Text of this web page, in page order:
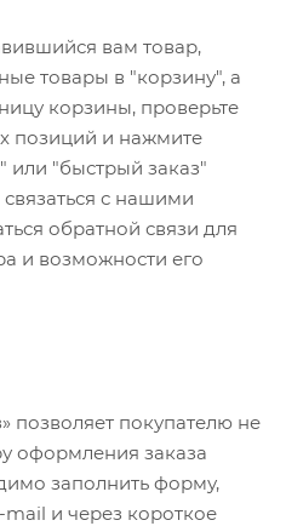
вам товар,
товары в "корзину", а
корзины, проверьте
позиций и нажмите
или "быстрый заказ"
с нашими
обратной связи для
и возможности его
позволяет покупателю не
оформления заказа
заполнить форму,
и через короткое